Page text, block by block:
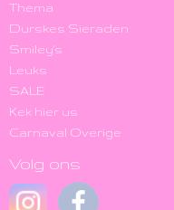
Thema
Durskes Sieraden
Smiley's
Leuks
SALE
Kek hier us
Carnaval Overige
Volg ons